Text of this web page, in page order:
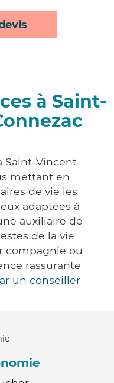
à Saint-
Saint-Vincent-
mettant en
de vie les
adaptées à
auxiliaire de
de la vie
compagnie ou
rassurante
un conseiller